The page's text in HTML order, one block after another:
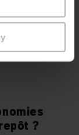
coûts
à mettre en
vos
?